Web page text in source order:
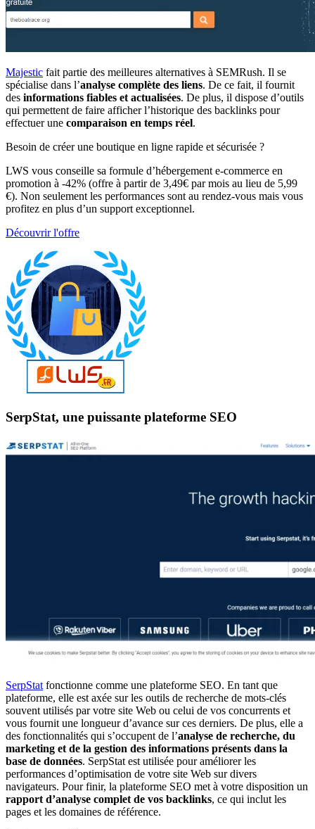
Majestic fait partie des meilleures alternatives à SEMRush. Il se
spécialise dans l’analyse complète des liens. De ce fait, il fournit
des informations fiables et actualisées. De plus, il dispose d’outils
qui permettent de faire afficher l’historique des backlinks pour
effectuer une comparaison en temps réel.
Besoin de créer une boutique en ligne rapide et sécurisée ?
LWS vous conseille sa formule d’hébergement e-commerce en
promotion à -42% (offre à partir de 3,49€ par mois au lieu de 5,99
€). Non seulement les performances sont au rendez-vous mais vous
profitez en plus d’un support exceptionnel.
Découvrir l'offre
SerpStat, une puissante plateforme SEO
SerpStat fonctionne comme une plateforme SEO. En tant que
plateforme, elle est axée sur les outils de recherche de mots-clés
souvent utilisés par votre site Web ou celui de vos concurrents et
vous fournit une longueur d’avance sur ces derniers. De plus, elle a
des fonctionnalités qui s’occupent de l’analyse de recherche, du
marketing et de la gestion des informations présents dans la
base de données. SerpStat est utilisée pour améliorer les
performances d’optimisation de votre site Web sur divers
navigateurs. Pour finir, la plateforme SEO met à votre disposition un
rapport d’analyse complet de vos backlinks, ce qui inclut les
pages et les domaines de référence.